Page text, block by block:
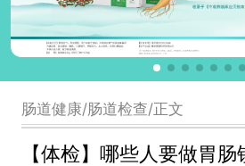
肠道健康/肠道检查/正文
【体检】哪些人要做胃肠